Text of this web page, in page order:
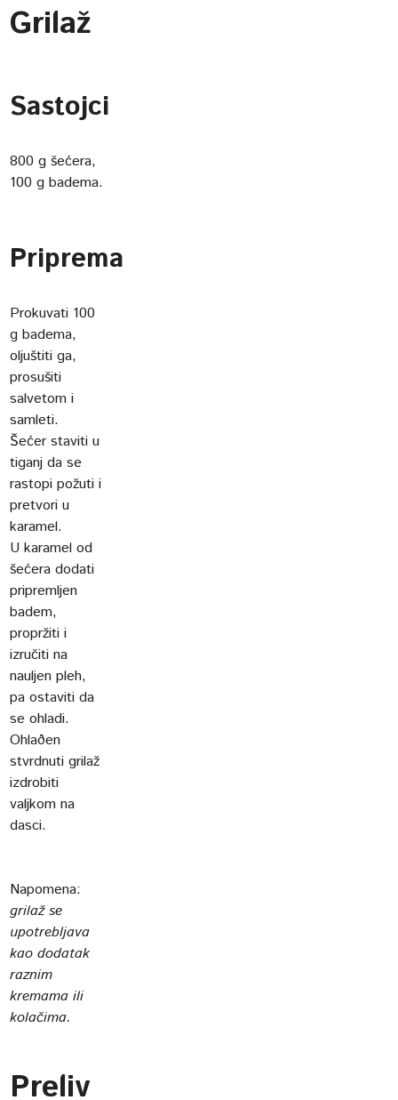
Grilaž
Sastojci
800 g šećera,
100 g badema.
Priprema
Prokuvati 100
g badema,
oljuštiti ga,
prosušiti
salvetom i
samleti.
Šećer staviti u
tiganj da se
rastopi požuti i
pretvori u
karamel.
U karamel od
šećera dodati
pripremljen
badem,
propržiti i
izručiti na
nauljen pleh,
pa ostaviti da
se ohladi.
Ohlaðen
stvrdnuti grilaž
izdrobiti
valjkom na
dasci.
Napomena:
grilaž se
upotrebljava
kao dodatak
raznim
kremama ili
kolačima.
Preliv